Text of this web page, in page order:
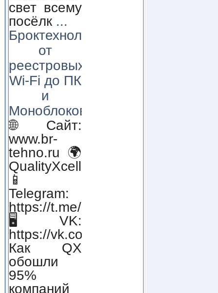
свет всему
посёлк ...
Броктехнолоджи:
от
реестровых
Wi-Fi до ПК
и
Моноблоков!
🌐 Сайт:
www.br-
tehno.ru 🌍
QualityXcellence.ru
📱
Telegram:
https://t.me/qx_lab_IT
🖥 VK:
https://vk.com/qualityxcellenc
Как QX
обошли
95%
компаний